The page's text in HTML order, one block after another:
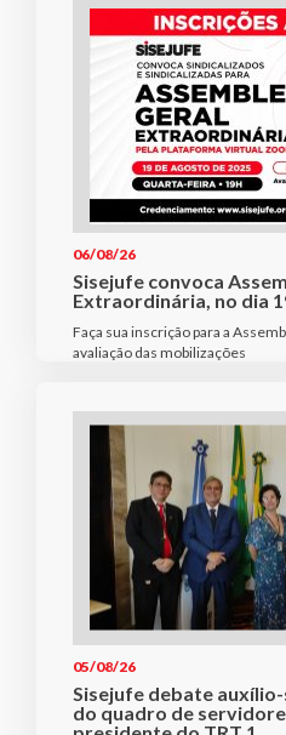
06/08/26
Sisejufe convoca
Extraordinária, no dia
Faça sua inscrição para a
avaliação das mobilizações
05/08/26
Sisejufe debate
do quadro de